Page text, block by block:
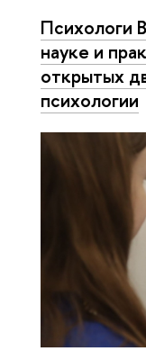
Психологи
науке и
открытых
психологии